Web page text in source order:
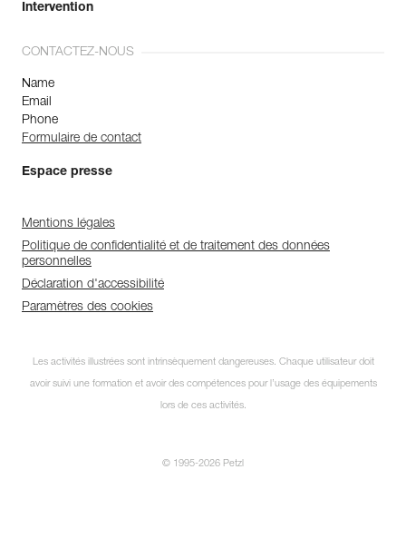
Intervention
CONTACTEZ-NOUS
Name
Email
Phone
Formulaire de contact
Espace presse
Mentions légales
Politique de confidentialité et de traitement des données
personnelles
Déclaration d'accessibilité
Paramètres des cookies
Les activités illustrées sont intrinsèquement dangereuses. Chaque utilisateur doit
avoir suivi une formation et avoir des compétences pour l’usage des équipements
lors de ces activités.
© 1995-2026 Petzl